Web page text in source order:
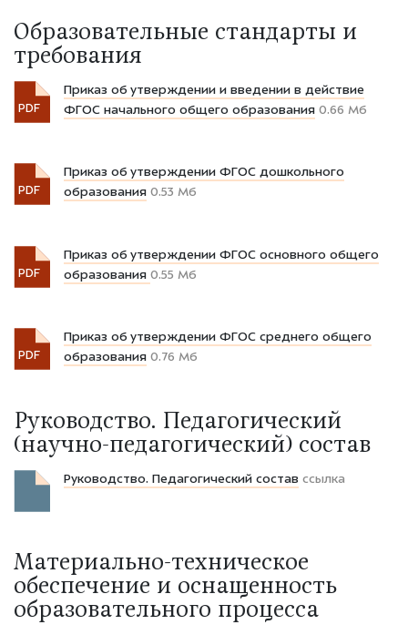
Образовательные стандарты и
требования
PDF
Приказ об утверждении и введении в действие
ФГОС начального общего образования 0.66 Мб
PDF
Приказ об утверждении ФГОС дошкольного
образования 0.53 Мб
PDF
Приказ об утверждении ФГОС основного общего
образования 0.55 Мб
PDF
Приказ об утверждении ФГОС среднего общего
образования 0.76 Мб
Руководство. Педагогический
(научно-педагогический) состав
Руководство. Педагогический состав ссылка
Материально-техническое
обеспечение и оснащенность
образовательного процесса